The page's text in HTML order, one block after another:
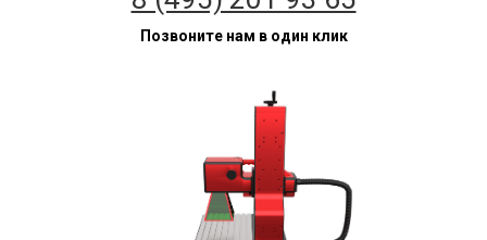
Позвоните нам в один клик